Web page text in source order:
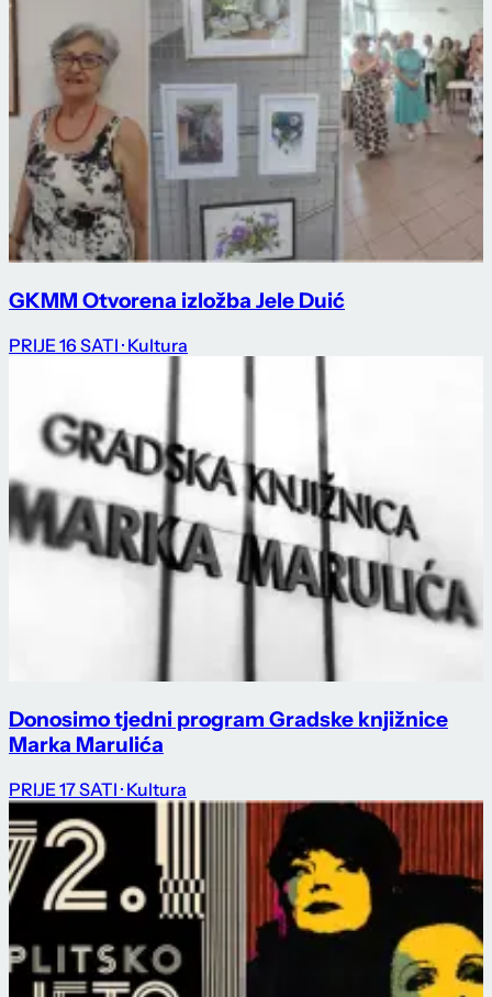
GKMM Otvorena izložba Jele Duić
PRIJE 16 SATI · Kultura
Donosimo tjedni program Gradske knjižnice
Marka Marulića
PRIJE 17 SATI · Kultura